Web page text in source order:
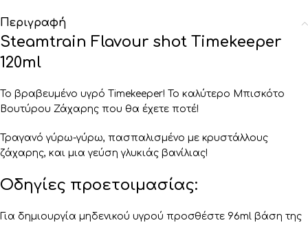
Περιγραφή
Steamtrain Flavour shot Timekeeper
120ml
Το βραβευμένο υγρό Timekeeper! Το καλύτερο Μπισκότο
Βουτύρου Ζάχαρης που θα έχετε ποτέ!
Τραγανό γύρω-γύρω, πασπαλισμένο με κρυστάλλους
ζάχαρης, και μια γεύση γλυκιάς βανίλιας!
Οδηγίες προετοιμασίας:
Για δημιουργία μηδενικού υγρού προσθέστε 96ml βάση της